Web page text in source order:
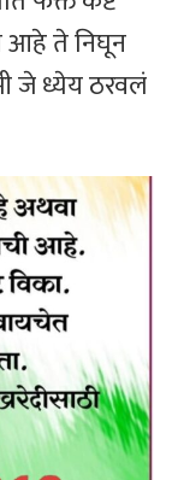
आहे ते निघून
जे ध्येय ठरवलं